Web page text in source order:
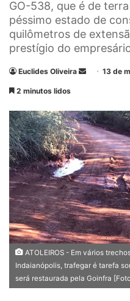
GO-538, que é de
péssimo estado de
quilômetros de
prestígio do
Euclides Oliveira
d
e
u
m
e
-
m
a
i
13 de
2 minutos lidos
ATOLEIROS - Em vários
Indaianópolis, trafegar é tarefa
será restaurada pela Goinfra